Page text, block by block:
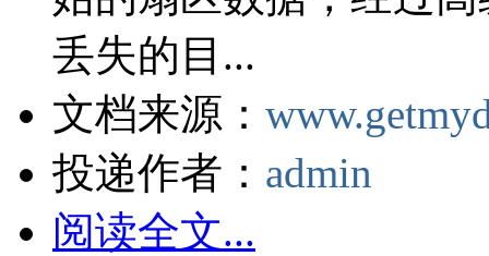
丢失的目...
文档来源：
投递作者： admin
阅读全文...